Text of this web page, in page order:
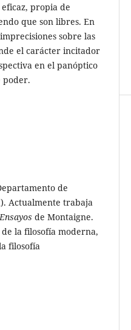
propia de
que son libres. En
sobre las
el carácter incitador
en el panóptico
poder.
de
Actualmente trabaja
Ensayos de Montaigne.
la filosofía moderna,
filosofía